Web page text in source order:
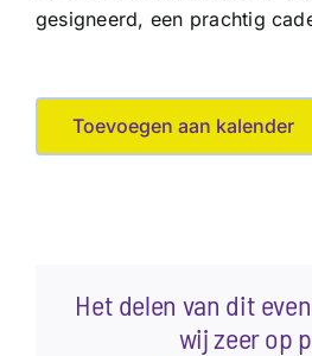
gesigneerd, een prachtig
Toevoegen aan kalender
Het delen van dit
wij zeer op